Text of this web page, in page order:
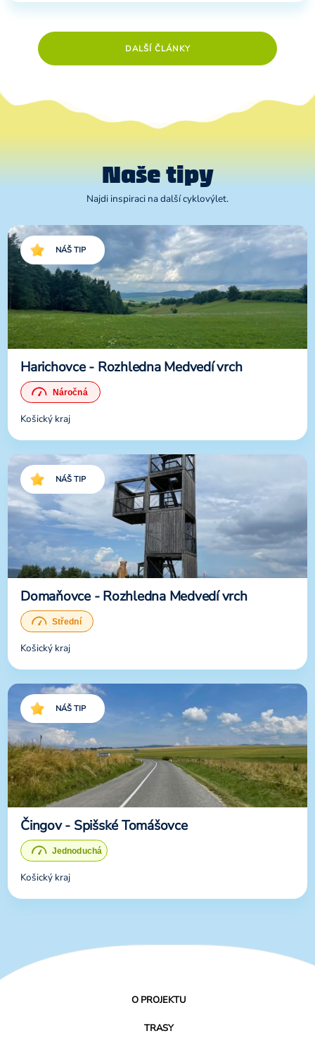
DALŠÍ ČLÁNKY
Naše tipy
Najdi inspiraci na další cyklovýlet.
NÁŠ TIP
Harichovce - Rozhledna Medvedí vrch
Košický kraj
NÁŠ TIP
Domaňovce - Rozhledna Medvedí vrch
Košický kraj
NÁŠ TIP
Čingov - Spišské Tomášovce
Košický kraj
O PROJEKTU
TRASY